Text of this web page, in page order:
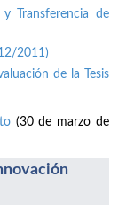
Transferencia de
2011)
de la Tesis
(30 de marzo de